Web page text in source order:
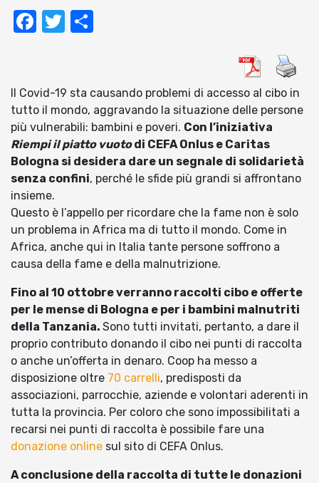
Facebook
Twitter
Il Covid-19 sta causando problemi di accesso al cibo in
tutto il mondo, aggravando la situazione delle persone
più vulnerabili: bambini e poveri. Con l’iniziativa
Riempi il piatto vuotodi CEFA Onlus e Caritas
Bologna si desidera dare un segnale di solidarietà
senza confini, perché le sfide più grandi si affrontano
insieme.
Questo è l’appello per ricordare che la fame non è solo
un problema in Africa ma di tutto il mondo. Come in
Africa, anche qui in Italia tante persone soffrono a
causa della fame e della malnutrizione.
Fino al 10 ottobre verranno raccolti cibo e offerte
per le mense di Bologna e per i bambini malnutriti
della Tanzania. Sono tutti invitati, pertanto, a dare il
proprio contributo donando il cibo nei punti di raccolta
o anche un’offerta in denaro. Coop ha messo a
disposizione oltre 70 carrelli, predisposti da
associazioni, parrocchie, aziende e volontari aderenti in
tutta la provincia. Per coloro che sono impossibilitati a
recarsi nei punti di raccolta è possibile fare una
donazione online sul sito di CEFA Onlus.
A conclusione della raccolta di tutte le donazioni